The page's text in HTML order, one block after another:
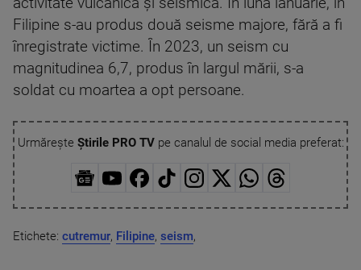
Filipine s-au produs două seisme majore, fără a fi
înregistrate victime. În 2023, un seism cu
magnitudinea 6,7, produs în largul mării, s-a
soldat cu moartea a opt persoane.
Urmărește Știrile PRO TVpe canalul de social media preferat:
Etichete: cutremur, Filipine, seism,